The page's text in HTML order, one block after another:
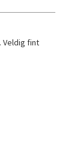
Veldig fint